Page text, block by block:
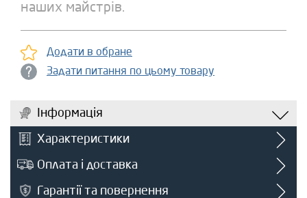
наших майстрів.
Додати в обране
Задати питання по цьому товару
Інформація
Характеристики
Оплата і доставка
Гарантії та повернення